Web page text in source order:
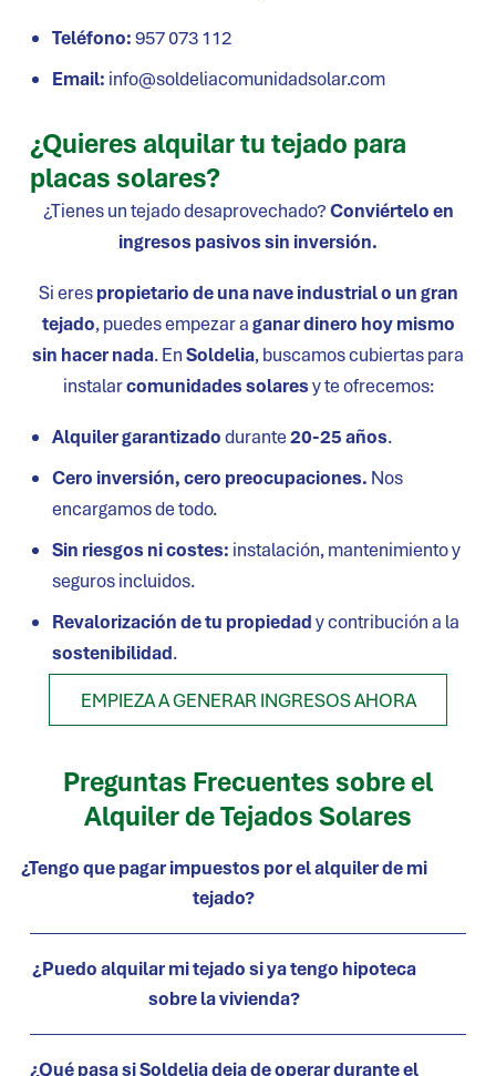
Teléfono:957 073 112
Email: info@soldeliacomunidadsolar.com
¿Quieres alquilar tu tejado para
placas solares?
¿Tienes un tejado desaprovechado?Conviértelo en
ingresos pasivos sin inversión.
Si erespropietario de una nave industrial o un gran
tejado, puedes empezar aganar dinero hoy mismo
sin hacer nada. EnSoldelia, buscamos cubiertas para
instalarcomunidades solaresy te ofrecemos:
Alquiler garantizadodurante20-25 años.
Cero inversión, cero preocupaciones. Nos
encargamos de todo.
Sin riesgos ni costes: instalación, mantenimiento y
seguros incluidos.
Revalorización de tu propiedady contribución a la
sostenibilidad.
EMPIEZA A GENERAR INGRESOS AHORA
Preguntas Frecuentes sobre el
Alquiler de Tejados Solares
¿Tengo que pagar impuestos por el alquiler de mi
tejado?
¿Puedo alquilar mi tejado si ya tengo hipoteca
sobre la vivienda?
¿Qué pasa si Soldelia deja de operar durante el